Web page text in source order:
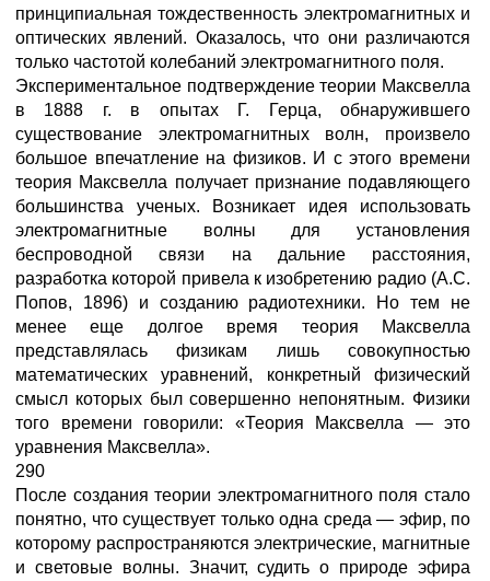
принципиальная тождественность электромагнитных и
оптических явлений. Оказалось, что они различаются
только частотой колебаний электромагнитного поля.
Экспериментальное подтверждение теории Максвелла
в 1888 г. в опытах Г. Герца, обнаружившего
существование электромагнитных волн, произвело
большое впечатление на физиков. И с этого времени
теория Максвелла получает признание подавляющего
большинства ученых. Возникает идея использовать
электромагнитные волны для установления
беспроводной связи на дальние расстояния,
разработка которой привела к изобретению радио (А.С.
Попов, 1896) и созданию радиотехники. Но тем не
менее еще долгое время теория Максвелла
представлялась физикам лишь совокупностью
математических уравнений, конкретный физический
смысл которых был совершенно непонятным. Физики
того времени говорили: «Теория Максвелла — это
уравнения Максвелла».
290
После создания теории электромагнитного поля стало
понятно, что существует только одна среда — эфир, по
которому распространяются электрические, магнитные
и световые волны. Значит, судить о природе эфира